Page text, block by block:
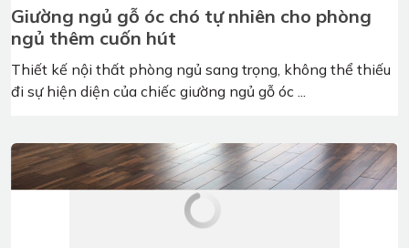
Tổng hợp những mẫu bàn ăn gỗ óc chó cao
cấp và hiện đại tại Việt Á Đông
Trong giới nội thất hiện đại, bàn ăn gỗ óc chó ngày càng
được sự quan tâm của rất nhiều khách ...